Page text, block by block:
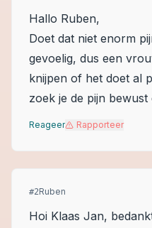
Hallo Ruben,
Doet dat niet enorm
gevoelig, dus een
knijpen of het doet al
zoek je de pijn bewust
Reageer Rapporteer
#2Ruben
Hoi Klaas Jan,